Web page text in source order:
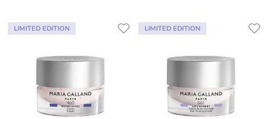
LIMITED EDITION LIMITED EDITION